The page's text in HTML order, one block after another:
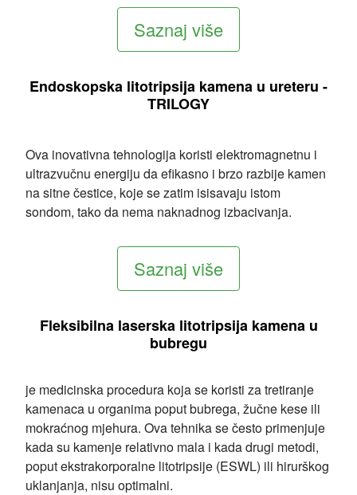
Saznaj više
Endoskopska litotripsija kamena u ureteru -
TRILOGY
Ova inovativna tehnologija koristi elektromagnetnu i
ultrazvučnu energiju da efikasno i brzo razbije kamen
na sitne čestice, koje se zatim isisavaju istom
sondom, tako da nema naknadnog izbacivanja.
Saznaj više
Fleksibilna laserska litotripsija kamena u
bubregu
je medicinska procedura koja se koristi za tretiranje
kamenaca u organima poput bubrega, žučne kese ili
mokraćnog mjehura. Ova tehnika se često primenjuje
kada su kamenje relativno mala i kada drugi metodi,
poput ekstrakorporalne litotripsije (ESWL) ili hirurškog
uklanjanja, nisu optimalni.